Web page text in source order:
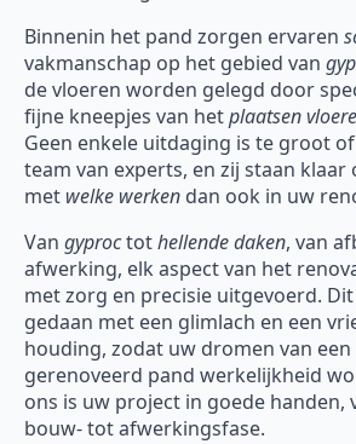
Binnenin het pand zorgen ervaren
vakmanschap op het gebied van
de vloeren worden gelegd door
fijne kneepjes van hetplaatsen
Geen enkele uitdaging is te groot
team van experts, en zij staan klaar
met welke werken dan ook in uw
Van gyproctothellende daken, van
afwerking, elk aspect van het
met zorg en precisie uitgevoerd.
gedaan met een glimlach en een
houding, zodat uw dromen van
gerenoveerd pand werkelijkheid
ons is uw project in goede handen,
bouw- tot afwerkingsfase.